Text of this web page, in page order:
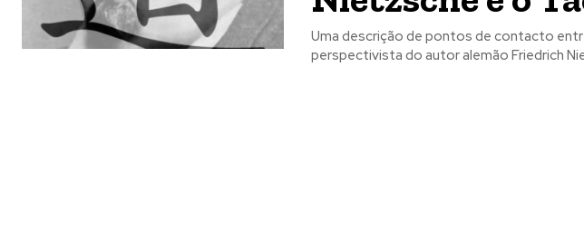
Uma descrição de pontos de contacto
perspectivista do autor alemão Friedrich